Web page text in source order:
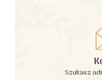
Szukasz